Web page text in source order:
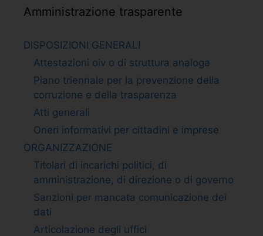
Amministrazione trasparente
DISPOSIZIONI GENERALI
Attestazioni oiv o di struttura analoga
Piano triennale per la prevenzione della
corruzione e della trasparenza
Atti generali
Oneri informativi per cittadini e imprese
ORGANIZZAZIONE
Titolari di incarichi politici, di
amministrazione, di direzione o di governo
Sanzioni per mancata comunicazione dei
dati
Articolazione degli uffici